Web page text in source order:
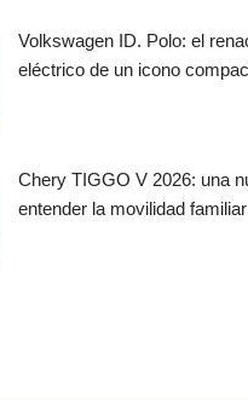
Volkswagen ID. Polo: el
eléctrico de un icono
Chery TIGGO V 2026: una
entender la movilidad familiar